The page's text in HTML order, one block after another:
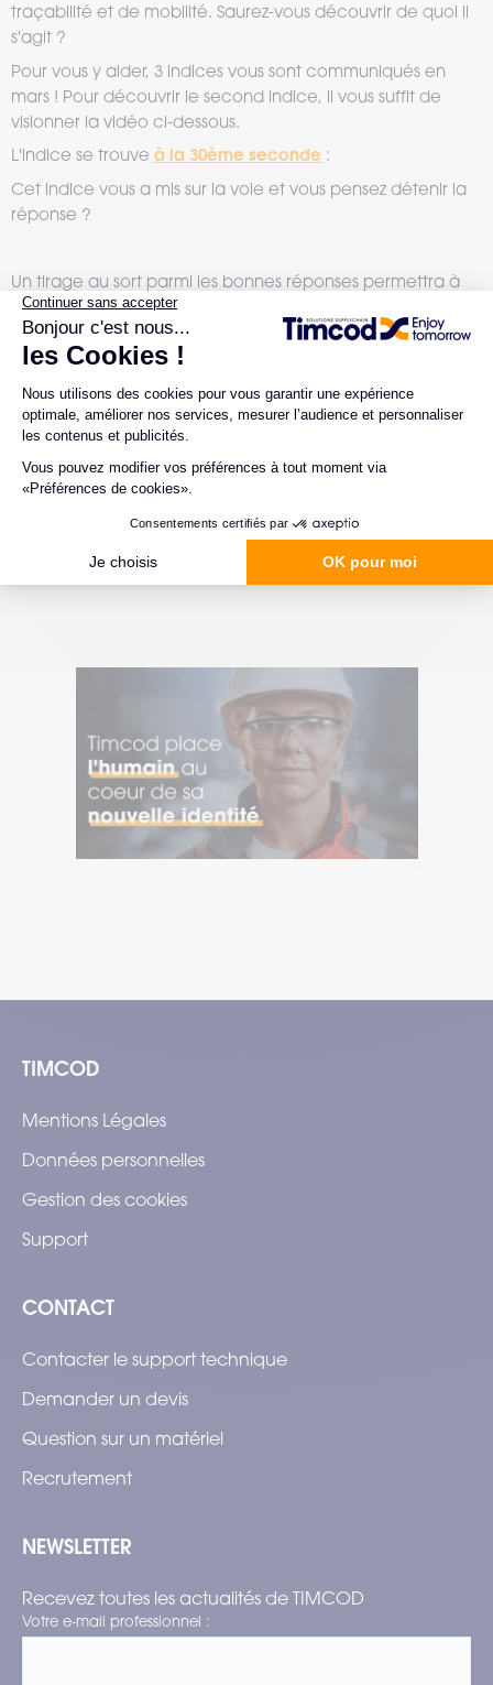
traçabilité et de mobilité. Saurez-vous découvrir de quoi il
s'agit ?
Pour vous y aider, 3 indices vous sont communiqués en
mars ! Pour découvrir le second indice, il vous suffit de
visionner la vidéo ci-dessous.
L'indice se trouve à la 30ème seconde :
Cet indice vous a mis sur la voie et vous pensez détenir la
réponse ?
Un tirage au sort parmi les bonnes réponses permettra à
l'un des gagnants de remporter un
sans fil.Vous n'avez pas la réponse ? Peut-être que le
3ème indice du 23/03 vous mettra sur la voie !
Nouvelles ambitions, nouvelle
identité
Temps de lecture : 1 min Lire l’article
TIMCOD
Mentions Légales
Données personnelles
Gestion des cookies
Support
CONTACT
Contacter le support technique
Demander un devis
Question sur un matériel
Recrutement
NEWSLETTER
Recevez toutes les actualités de TIMCOD
Votre e-mail professionnel :